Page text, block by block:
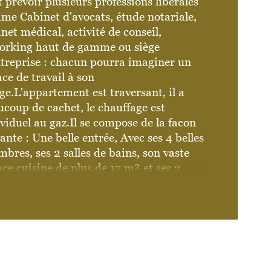
Cabinet d'avocats, étude notariale,
médical, activité de conseil,
haut de gamme ou siège
: chacun pourra imaginer un
de travail à son
est traversant, il a
de cachet, le chauffage est
au gaz.Il se compose de la facon
: Une belle entrée, Avec ses 4 belles
ses 2 salles de bains, son vaste
cuisine de plus de 17 m² et ses 2